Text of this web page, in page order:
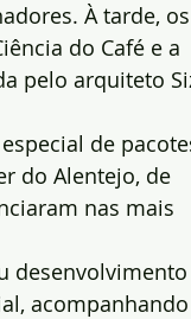
À tarde, os
do Café e a
pelo arquiteto
de
do Alentejo, de
nas mais